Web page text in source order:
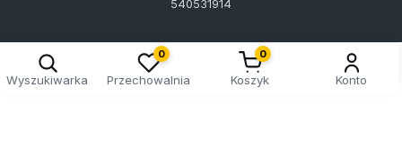
540531914
Wyszukiwarka
0
Przechowalnia
0
Koszyk Konto